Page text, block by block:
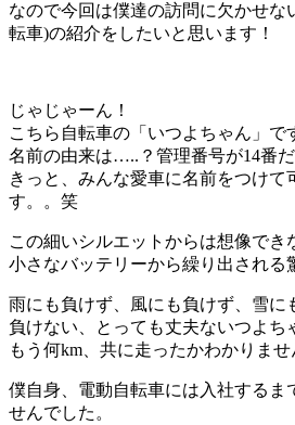
なので今回は僕達の訪問に欠かせな
転車)の紹介をしたいと思います！
じゃじゃーん！
こちら自転車の「いつよちゃん」で
名前の由来は…..？管理番号が14番
きっと、みんな愛車に名前をつけて
す。。笑
この細いシルエットからは想像でき
小さなバッテリーから繰り出される
雨にも負けず、風にも負けず、雪に
負けない、とっても丈夫ないつよち
もう何km、共に走ったかわかりま
僕自身、電動自転車には入社するま
せんでした。